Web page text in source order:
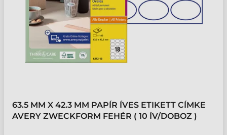
63.5 MM X 42.3 MM PAPÍR ÍVES ETIKETT CÍMKE
AVERY ZWECKFORM FEHÉR ( 10 ÍV/DOBOZ )